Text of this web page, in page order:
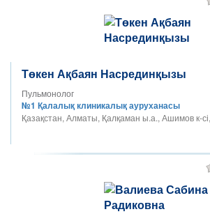
Төкен Ақбаян Насрединқызы
Пульмонолог
№1 Қалалық клиникалық ауруханасы
Қазақстан, Алматы, Қалқаман ы.а., Ашимов к-